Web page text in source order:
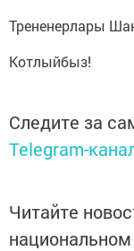
Трененерлары
Котлыйбыз!
Следите за
Telegram-
Читайте